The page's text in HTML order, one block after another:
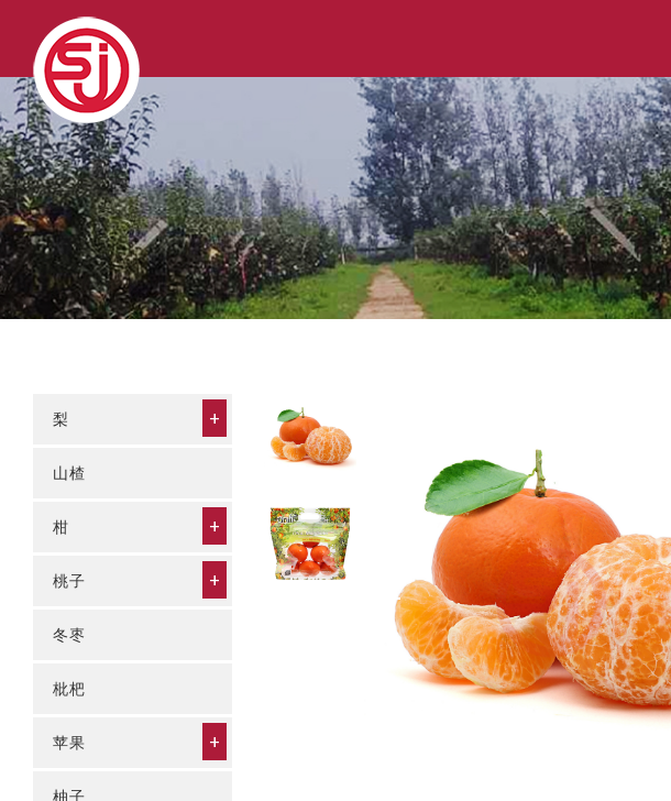
梨 +
山楂
柑 +
桃子 +
冬枣
枇杷
苹果 +
柚子